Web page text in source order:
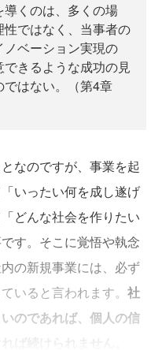
くのは、多くの場
ではなく、当事者の
ノベーション実現の
きるような成功の見
はない。（第4章
なのですが、事業を起
いったい何を成し遂げ
どんな社会を作りたい
す。そこに覚悟や執念
の新規事業には、必ず
いると言われます。 社
のであれば、個人の信